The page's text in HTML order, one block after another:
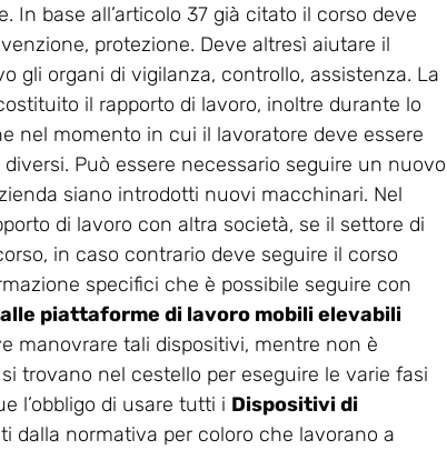
In base all’articolo 37 già citato il corso deve
protezione. Deve altresì aiutare il
gli organi di vigilanza, controllo, assistenza. La
il rapporto di lavoro, inoltre durante lo
nel momento in cui il lavoratore deve essere
Può essere necessario seguire un nuovo
siano introdotti nuovi macchinari. Nel
di lavoro con altra società, se il settore di
in caso contrario deve seguire il corso
specifici che è possibile seguire con
piattaforme di lavoro mobili elevabili
manovrare tali dispositivi, mentre non è
trovano nel cestello per eseguire le varie fasi
l’obbligo di usare tutti i Dispositivi di
dalla normativa per coloro che lavorano a